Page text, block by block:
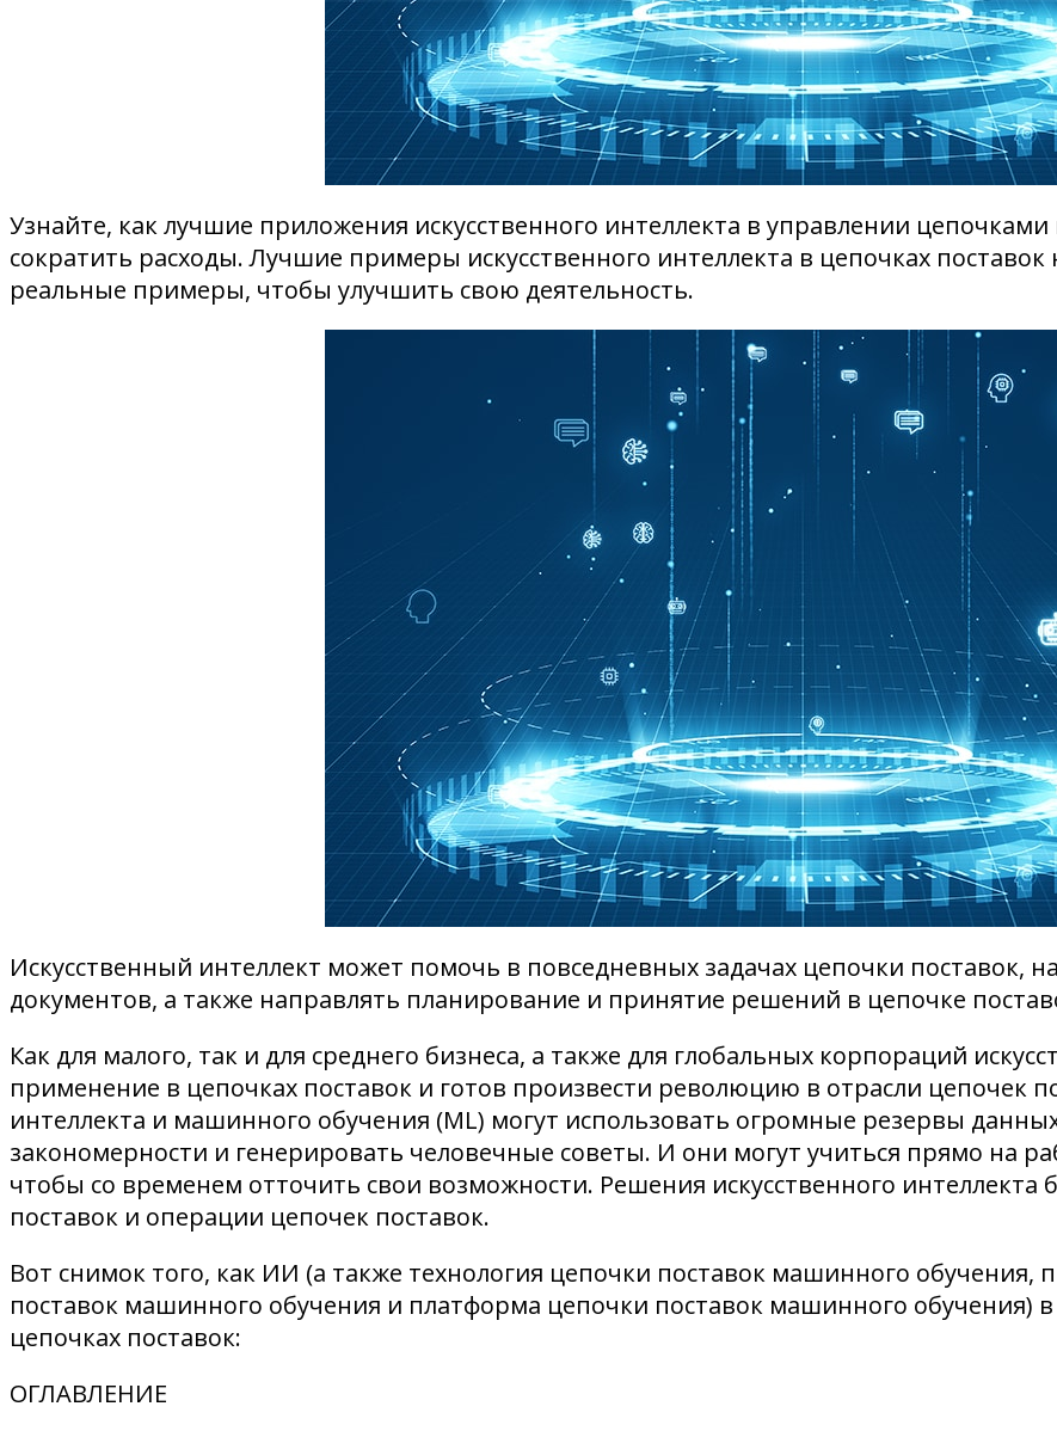
Узнайте, как лучшие приложения искусственного интеллекта в управлении
сократить расходы. Лучшие примеры искусственного интеллекта в цепочках
реальные примеры, чтобы улучшить свою деятельность.
Искусственный интеллект может помочь в повседневных задачах цепочки
документов, а также направлять планирование и принятие решений в цепочке
Как для малого, так и для среднего бизнеса, а также для глобальных корпораций
применение в цепочках поставок и готов произвести революцию в отрасли цепочек
интеллекта и машинного обучения (ML) могут использовать огромные резервы
закономерности и генерировать человечные советы. И они могут учиться прямо на
чтобы со временем отточить свои возможности. Решения искусственного
поставок и операции цепочек поставок.
Вот снимок того, как ИИ (а также технология цепочки поставок машинного обучения,
поставок машинного обучения и платформа цепочки поставок машинного обучения)
цепочках поставок:
ОГЛАВЛЕНИЕ